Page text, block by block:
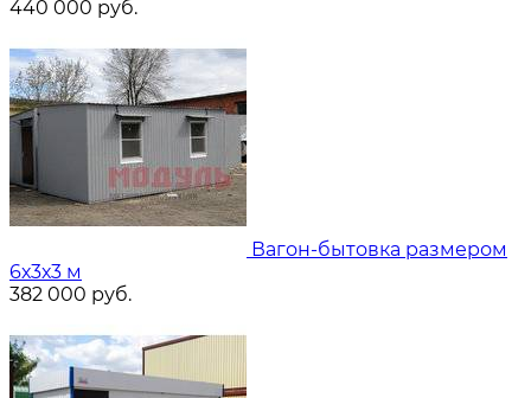
440 000 руб.
Вагон-бытовка размером
6х3х3 м
382 000 руб.